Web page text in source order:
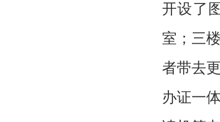
开设了
室；三
者带去
办证一